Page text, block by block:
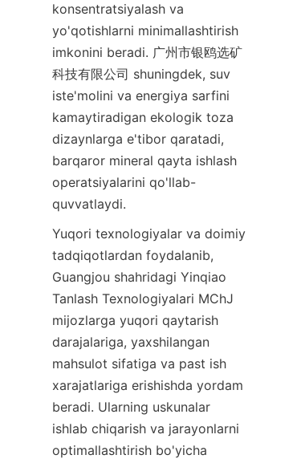
konsentratsiyalash va
yo'qotishlarni minimallashtirish
imkonini beradi. 广州市银鸥选矿
科技有限公司 shuningdek, suv
iste'molini va energiya sarfini
kamaytiradigan ekologik toza
dizaynlarga e'tibor qaratadi,
barqaror mineral qayta ishlash
operatsiyalarini qo'llab-
quvvatlaydi.
Yuqori texnologiyalar va doimiy
tadqiqotlardan foydalanib,
Guangjou shahridagi Yinqiao
Tanlash Texnologiyalari MChJ
mijozlarga yuqori qaytarish
darajalariga, yaxshilangan
mahsulot sifatiga va past ish
xarajatlariga erishishda yordam
beradi. Ularning uskunalar
ishlab chiqarish va jarayonlarni
optimallashtirish bo'yicha